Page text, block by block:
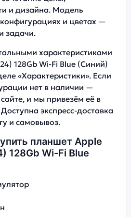
и дизайна. Модель
и цветах —
задачи.
характеристиками
128Gb Wi-Fi Blue (Синий)
«Характеристики». Если
нет в наличии —
и мы привезём её в
экспресс-доставка
и самовывоз.
планшет Apple
128Gb Wi-Fi Blue